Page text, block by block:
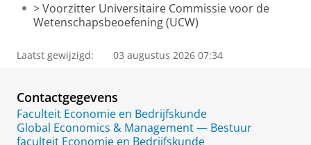
> Voorzitter Universitaire Commissie voor de
Wetenschapsbeoefening (UCW)
Laatst gewijzigd: 03 augustus 2026 07:34
Contactgegevens
Faculteit Economie en Bedrijfskunde
Global Economics & Management — Bestuur
faculteit Economie en Bedrijfskunde